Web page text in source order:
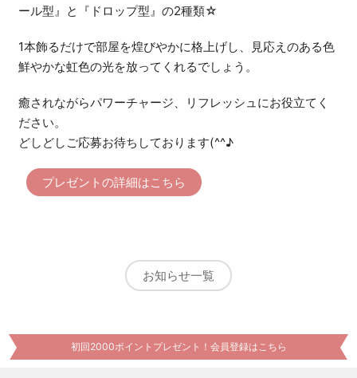
ール型』と『ドロップ型』の2種類☆
1本飾るだけで部屋を煌びやかに格上げし、見応えのある色
鮮やかな虹色の光を放ってくれるでしょう。
癒されながらパワーチャージ、リフレッシュにお役立てく
ださい。
どしどしご応募お待ちしております(^^♪
プレゼントの詳細はこちら
お知らせ一覧
初回2000ポイントプレゼント！会員登録はこちら